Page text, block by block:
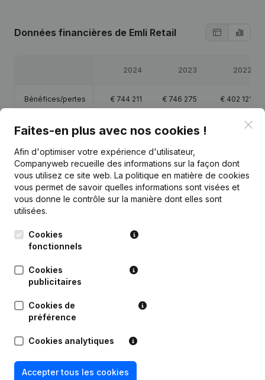
Données financières de Emli Retail
2024 2023 2022
Bénéfices/pertes € 744 211 € 746 275 € 402 121
Capitaux propres €2 495 307 €1 751 096 1 668 688
Marge brute €3 173 395 €2 974 753
Personnel 42 38,1 32,4
Faites-en plus avec nos cookies !
Afin d'optimiser votre expérience d'utilisateur,
Companyweb recueille des informations sur la façon dont
vous utilisez ce site web. La politique en matière de cookies
vous permet de savoir quelles informations sont visées et
vous donne le contrôle sur la manière dont elles sont
utilisées.
Cookies
fonctionnels
Cookies
publicitaires
Cookies de
préférence
Cookies analytiques
Accepter tous les cookies